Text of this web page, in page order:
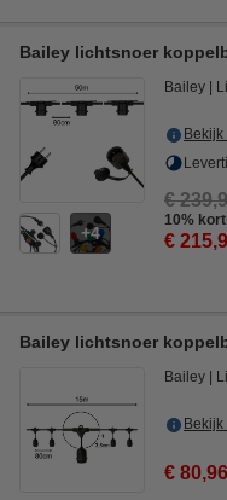
Bailey lichtsnoer
4
Bailey
€
10%
€
Bailey lichtsnoer
Bailey
€ 80,96